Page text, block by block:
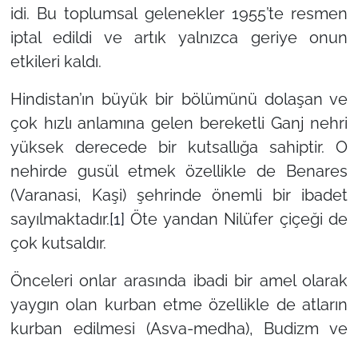
idi. Bu toplumsal gelenekler 1955’te resmen
iptal edildi ve artık yalnızca geriye onun
etkileri kaldı.
Hindistan’ın büyük bir bölümünü dolaşan ve
çok hızlı anlamına gelen bereketli Ganj nehri
yüksek derecede bir kutsallığa sahiptir. O
nehirde gusül etmek özellikle de Benares
(Varanasi, Kaşi) şehrinde önemli bir ibadet
sayılmaktadır.[1] Öte yandan Nilüfer çiçeği de
çok kutsaldır.
Önceleri onlar arasında ibadi bir amel olarak
yaygın olan kurban etme özellikle de atların
kurban edilmesi (Asva-medha), Budizm ve